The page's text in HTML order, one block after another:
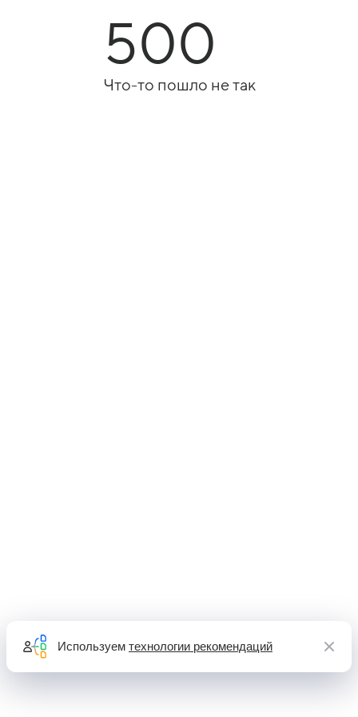
500
Что-то пошло не так
Используем технологии рекомендаций